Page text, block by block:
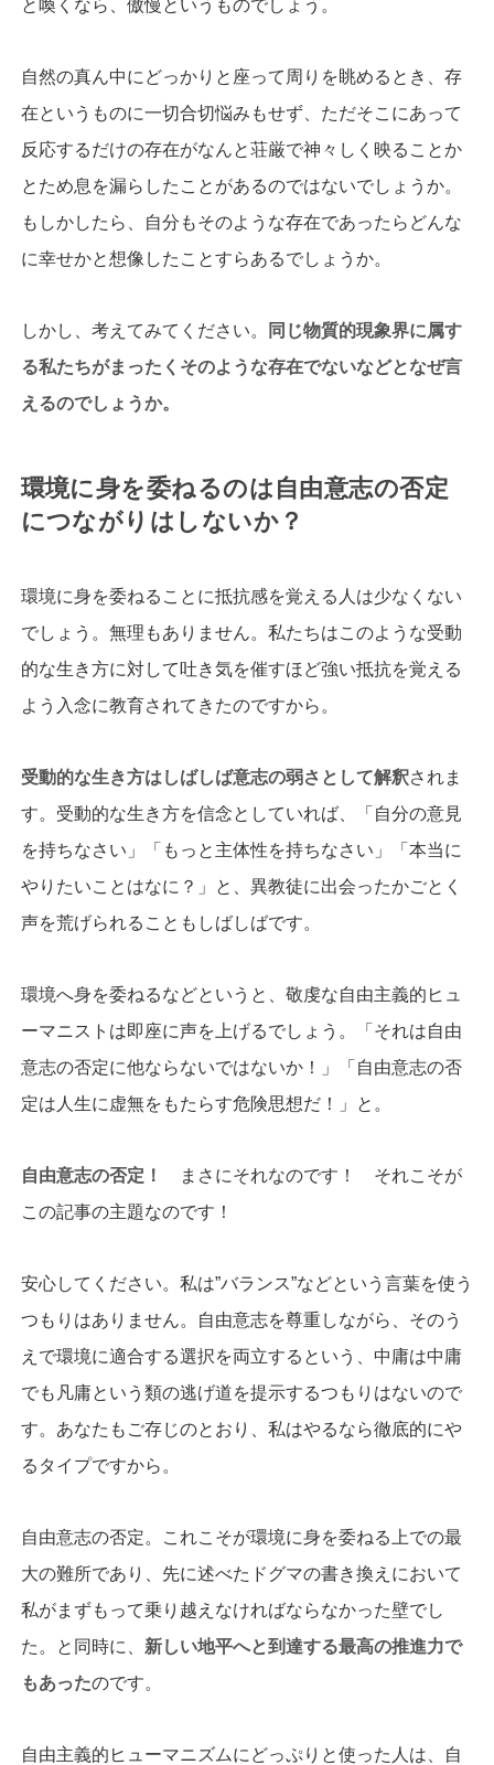
と喚くなら、傲慢というものでしょう。
自然の真ん中にどっかりと座って周りを眺めるとき、存
在というものに一切合切悩みもせず、ただそこにあって
反応するだけの存在がなんと荘厳で神々しく映ることか
とため息を漏らしたことがあるのではないでしょうか。
もしかしたら、自分もそのような存在であったらどんな
に幸せかと想像したことすらあるでしょうか。
しかし、考えてみてください。
同じ物質的現象界に属す
る私たちがまったくそのような存在でないなどとなぜ言
えるのでしょうか。
環境に身を委ねるのは自由意志の否定
につながりはしないか？
環境に身を委ねることに抵抗感を覚える人は少なくない
でしょう。無理もありません。私たちはこのような受動
的な生き方に対して吐き気を催すほど強い抵抗を覚える
よう入念に教育されてきたのですから。
受動的な生き方はしばしば意志の弱さとして解釈されま
す。受動的な生き方を信念としていれば、「自分の意見
を持ちなさい」「もっと主体性を持ちなさい」「本当に
やりたいことはなに？」と、異教徒に出会ったかごとく
声を荒げられることもしばしばです。
環境へ身を委ねるなどというと、敬虔な自由主義的ヒュ
ーマニストは即座に声を上げるでしょう。「それは自由
意志の否定に他ならないではないか！」「自由意志の否
定は人生に虚無をもたらす危険思想だ！」と。
自由意志の否定！
まさにそれなのです！ それこそが
この記事の主題なのです！
安心してください。私は”バランス”などという言葉を使う
つもりはありません。自由意志を尊重しながら、そのう
えで環境に適合する選択を両立するという、中庸は中庸
でも凡庸という類の逃げ道を提示するつもりはないので
す。あなたもご存じのとおり、私はやるなら徹底的にや
るタイプですから。
自由意志の否定。これこそが環境に身を委ねる上での最
大の難所であり、先に述べたドグマの書き換えにおいて
私がまずもって乗り越えなければならなかった壁でし
た。と同時に、 新しい地平へと到達する最高の推進力で
もあったのです。
自由主義的ヒューマニズムにどっぷりと使った人は、自